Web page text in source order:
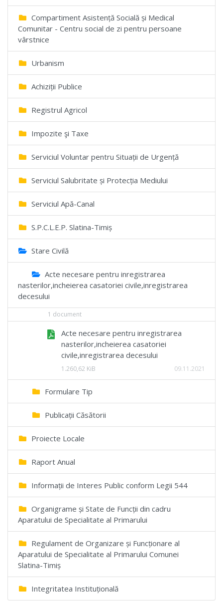
Compartiment Asistență Socială și Medical
Comunitar - Centru social de zi pentru persoane
vârstnice
Urbanism
Achiziții Publice
Registrul Agricol
Impozite şi Taxe
Serviciul Voluntar pentru Situații de Urgență
Serviciul Salubritate și Protecția Mediului
Serviciul Apă-Canal
S.P.C.L.E.P. Slatina-Timiș
Stare Civilă
Acte necesare pentru inregistrarea
nasterilor,incheierea casatoriei civile,inregistrarea
decesului
1 document
Acte necesare pentru inregistrarea
nasterilor,incheierea casatoriei
civile,inregistrarea decesului
1.260,62 KiB 09.11.2021
Formulare Tip
Publicații Căsătorii
Proiecte Locale
Raport Anual
Informații de Interes Public conform Legii 544
Organigrame și State de Funcții din cadru
Aparatului de Specialitate al Primarului
Regulament de Organizare și Funcționare al
Aparatului de Specialitate al Primarului Comunei
Slatina-Timiș
Integritatea Instituțională